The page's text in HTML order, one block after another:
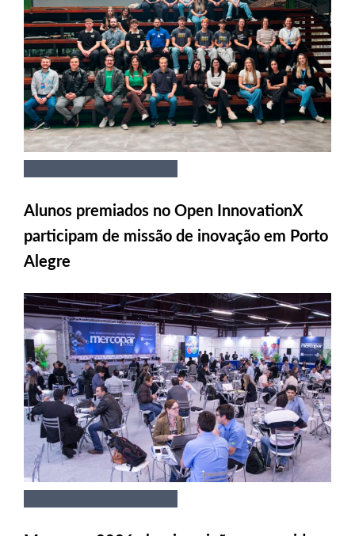
Alunos premiados no Open InnovationX
participam de missão de inovação em Porto
Alegre